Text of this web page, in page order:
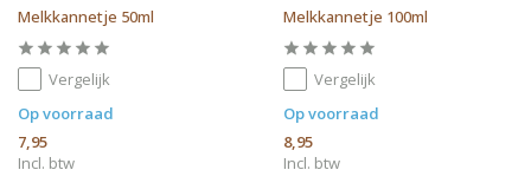
Melkkannetje 50ml
Vergelijk
Op voorraad
7,95
Incl. btw
Melkkannetje 100ml
Vergelijk
Op voorraad
8,95
Incl. btw